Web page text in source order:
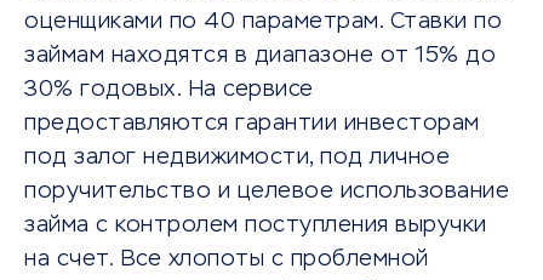
оценщиками по 40 параметрам. Ставки по
займам находятся в диапазоне от 15% до
30% годовых. На сервисе
предоставляются гарантии инвесторам
под залог недвижимости, под личное
поручительство и целевое использование
займа с контролем поступления выручки
на счет. Все хлопоты с проблемной